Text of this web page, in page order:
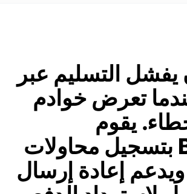
التسليم عبر
تعرض خوادم
يقوم
BoltUtil بتسجيل محاولات
ويدعم إعادة إرسال